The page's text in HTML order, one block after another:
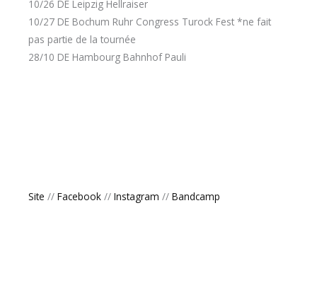
10/26 DE Leipzig Hellraiser
10/27 DE Bochum Ruhr Congress Turock Fest *ne fait
pas partie de la tournée
28/10 DE Hambourg Bahnhof Pauli
Site // Facebook // Instagram // Bandcamp